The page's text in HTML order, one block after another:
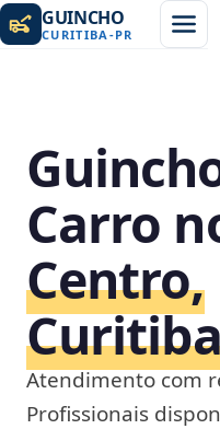
GUINCHO
CURITIBA -PR
Carro
Centro,
Atendimento com
Profissionais